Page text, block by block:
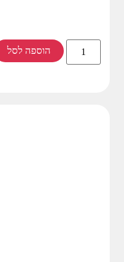
הוספה לסל